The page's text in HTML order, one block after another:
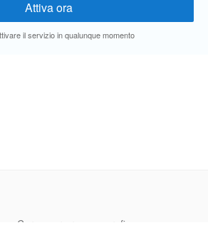
il servizio in qualunque momento
Cerca per area geografica